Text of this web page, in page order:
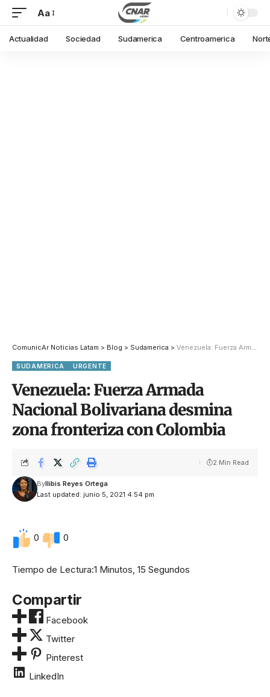
Aa
Actualidad Sociedad Sudamerica Centroamerica
ComunicAr Noticias Latam > Blog > Sudamerica > Venezuela: Fuerza Armada Nacional Bolivariana desmina zona fronteriza con Colombia
SUDAMERICA URGENTE
Venezuela: Fuerza Armada
Nacional Bolivariana desmina
zona fronteriza con Colombia
Last updated: junio 5, 2021 4:54 pm
ByIlibis Reyes Ortega
2 Min Read
0 0
Tiempo de Lectura:1 Minutos, 15 Segundos
Compartir
Facebook
Twitter
Pinterest
LinkedIn